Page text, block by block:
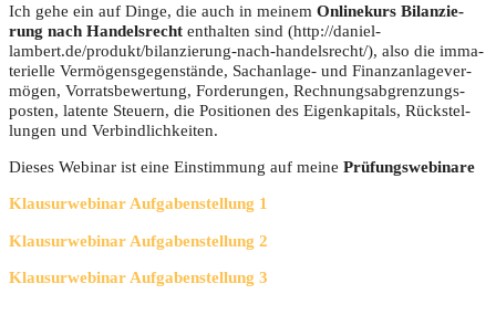
Ich gehe ein auf Din­ge, die auch in mei­nem Online­kurs Bilan­zie­
rung nach Han­dels­recht ent­hal­ten sind (http://daniel-
lambert.de/produkt/bilanzierung-nach-handelsrecht/), also die imma­
te­ri­el­le Ver­mö­gens­ge­gen­stän­de, Sach­an­la­ge- und Finanz­an­la­ge­ver­
mö­gen, Vor­rats­be­wer­tung, For­de­run­gen, Rech­nungs­ab­gren­zungs­
pos­ten, laten­te Steu­ern, die Posi­tio­nen des Eigen­ka­pi­tals, Rück­stel­
lun­gen und Verbindlichkeiten.
Die­ses Web­i­nar ist eine Ein­stim­mung auf mei­ne Prü­fungs­web­i­na­re
Klau­sur­web­i­nar Auf­ga­ben­stel­lung 1
Klau­sur­web­i­nar Auf­ga­ben­stel­lung 2
Klau­sur­web­i­nar Auf­ga­ben­stel­lung 3